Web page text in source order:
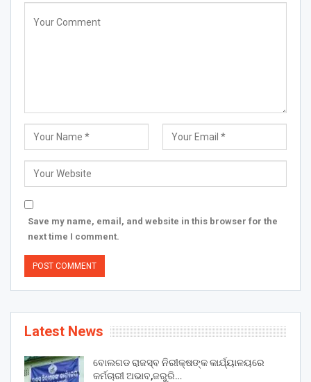
Save my name, email, and website in this browser for the
next time I comment.
Latest News
ବୋଲଗଡ ରାଜସ୍ବ ନିରୀକ୍ଷଙ୍କ କାର୍ଯ୍ୟାଳୟରେ
କର୍ମଚାରୀ ଅଭାବ,ଜରୁରି…